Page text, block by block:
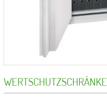
WERTSCHUTZSCHRÄNKE